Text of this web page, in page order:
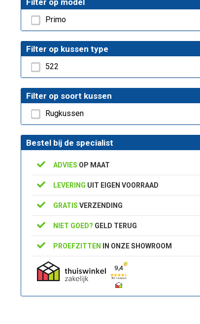
Filter op model
Primo
Filter op kussen type
522
Filter op soort kussen
Rugkussen
Bestel bij de specialist
ADVIES OP MAAT
LEVERING UIT EIGEN VOORRAAD
GRATIS VERZENDING
NIET GOED? GELD TERUG
PROEFZITTEN IN ONZE SHOWROOM